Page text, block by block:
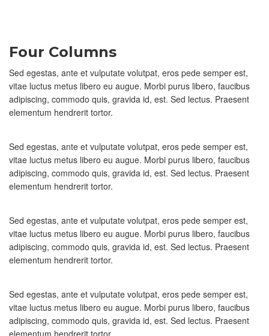
Four Columns
Sed egestas, ante et vulputate volutpat, eros pede semper est,
vitae luctus metus libero eu augue. Morbi purus libero, faucibus
adipiscing, commodo quis, gravida id, est. Sed lectus. Praesent
elementum hendrerit tortor.
Sed egestas, ante et vulputate volutpat, eros pede semper est,
vitae luctus metus libero eu augue. Morbi purus libero, faucibus
adipiscing, commodo quis, gravida id, est. Sed lectus. Praesent
elementum hendrerit tortor.
Sed egestas, ante et vulputate volutpat, eros pede semper est,
vitae luctus metus libero eu augue. Morbi purus libero, faucibus
adipiscing, commodo quis, gravida id, est. Sed lectus. Praesent
elementum hendrerit tortor.
Sed egestas, ante et vulputate volutpat, eros pede semper est,
vitae luctus metus libero eu augue. Morbi purus libero, faucibus
adipiscing, commodo quis, gravida id, est. Sed lectus. Praesent
elementum hendrerit tortor.